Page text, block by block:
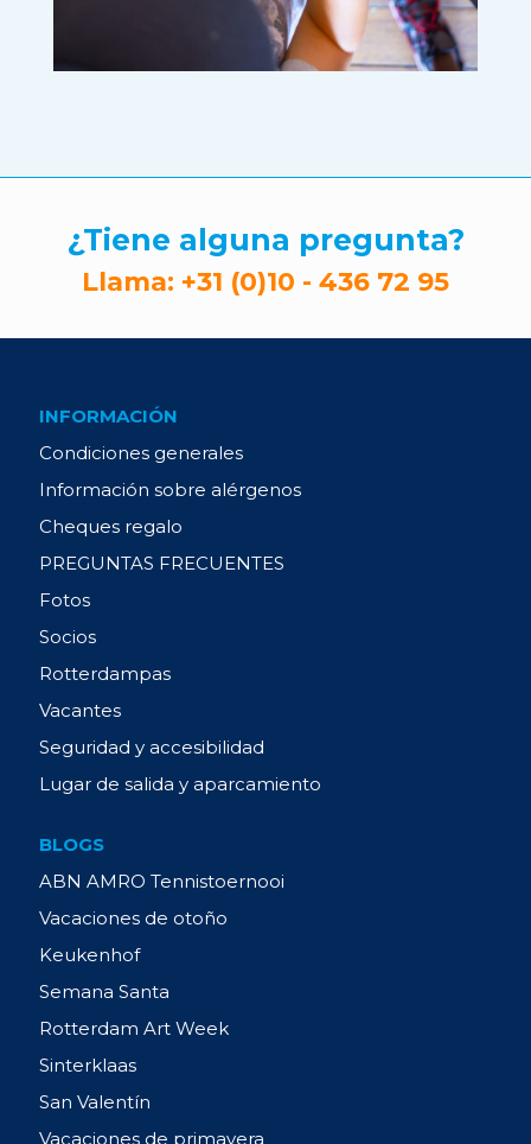
¿Tiene alguna pregunta?
Llama: +31 (0)10 - 436 72 95
INFORMACIÓN
Condiciones generales
Información sobre alérgenos
Cheques regalo
PREGUNTAS FRECUENTES
Fotos
Socios
Rotterdampas
Vacantes
Seguridad y accesibilidad
Lugar de salida y aparcamiento
BLOGS
ABN AMRO Tennistoernooi
Vacaciones de otoño
Keukenhof
Semana Santa
Rotterdam Art Week
Sinterklaas
San Valentín
Vacaciones de primavera